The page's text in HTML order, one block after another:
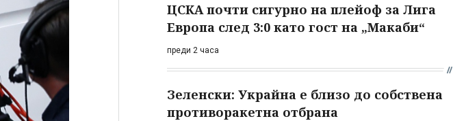
ЦСКА почти сигурно на плейоф за Лига
Европа след 3:0 като гост на „Макаби“
преди 2 часа
Зеленски: Украйна е близо до собствена
противоракетна отбрана